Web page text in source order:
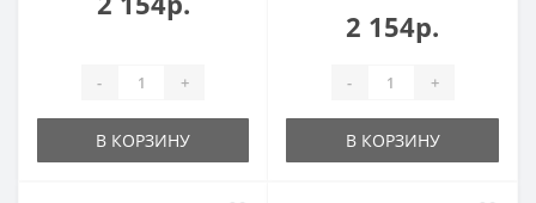
- +
В КОРЗИНУ
2 154р.
- +
В КОРЗИНУ